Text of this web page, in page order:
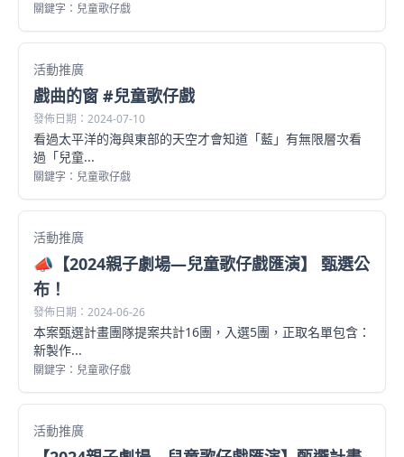
關鍵字：兒童歌仔戲
活動推廣
戲曲的窗 #兒童歌仔戲
發佈日期：2024-07-10
看過太平洋的海與東部的天空才會知道「藍」有無限層次看
過「兒童...
關鍵字：兒童歌仔戲
活動推廣
📣【2024親子劇場—兒童歌仔戲匯演】 甄選公
布！
發佈日期：2024-06-26
本案甄選計畫團隊提案共計16團，入選5團，正取名單包含：
新製作...
關鍵字：兒童歌仔戲
活動推廣